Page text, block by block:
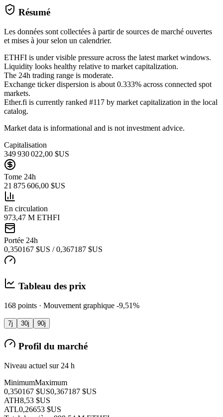
Résumé
Les données sont collectées à partir de sources de marché ouvertes
et mises à jour selon un calendrier.
ETHFI is under visible pressure across the latest market windows.
Liquidity looks healthy relative to market capitalization.
The 24h trading range is moderate.
Exchange ticker dispersion is about 0.333% across connected spot
markets.
Ether.fi is currently ranked #117 by market capitalization in the local
catalog.
Market data is informational and is not investment advice.
Capitalisation
349 930 022,00 $US
Tome 24h
21 875 606,00 $US
En circulation
973,47 M ETHFI
Portée 24h
0,350167 $US / 0,367187 $US
Tableau des prix
168 points · Mouvement graphique -9,51%
7j 30j 90j
Profil du marché
Niveau actuel sur 24 h
MinimumMaximum
0,350167 $US0,367187 $US
ATH8,53 $US
ATL0,26653 $US